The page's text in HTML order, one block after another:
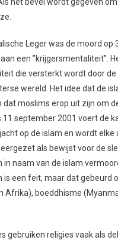
Leger was de moord op
een ”krijgersmentaliteit”.
die versterkt wordt door
wereld. Het idee dat de
dat moslims erop uit zijn om
11 september 2001 voert de
op de islam en wordt elke
als bewijst voor de
in naam van de islam
is een feit, maar dat gebeurd
Afrika), boeddhisme
gebruiken religies vaak als